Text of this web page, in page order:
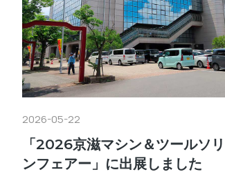
2026-05-22
「2026京滋マシン＆ツールソ
ンフェアー」に出展しました